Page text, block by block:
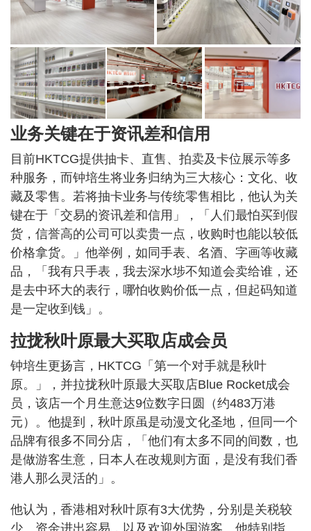
业务关键在于资讯差和信用
目前HKTCG提供抽卡、直售、拍卖及卡位展示等多
种服务，而钟培生将业务归纳为三大核心：文化、收
藏及零售。若将抽卡业务与传统零售相比，他认为关
键在于「交易的资讯差和信用」，「人们最怕买到假
货，信誉高的公司可以卖贵一点，收购时也能以较低
价格拿货。」他举例，如同手表、名酒、字画等收藏
品，「我有只手表，我去深水埗不知道会卖给谁，还
是去中环大的表行，哪怕收购价低一点，但起码知道
是一定收到钱」。
拉拢秋叶原最大买取店成会员
钟培生更扬言，HKTCG「第一个对手就是秋叶
原。」，并拉拢秋叶原最大买取店Blue Rocket成会
员，该店一个月生意达9位数字日圆（约483万港
元）。他提到，秋叶原虽是动漫文化圣地，但同一个
品牌有很多不同分店，「他们有太多不同的间数，也
是做游客生意，日本人在改规则方面，是没有我们香
港人那么灵活的」。
他认为，香港相对秋叶原有3大优势，分别是关税较
少、资金进出容易，以及欢迎外国游客。他特别指